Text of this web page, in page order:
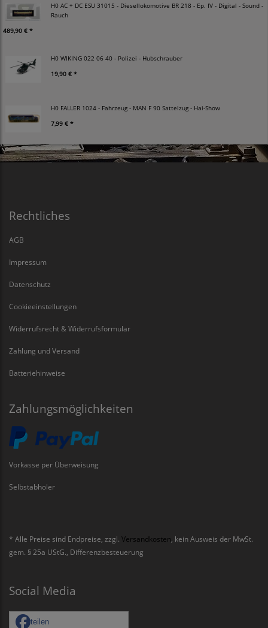
H0 AC + DC ESU 31015 - Diesellokomotive BR 218 - Ep. IV - Digital - Sound -
Rauch
489,90 € *
H0 WIKING 022 06 40 - Polizei - Hubschrauber
19,90 € *
H0 FALLER 1024 - Fahrzeug - MAN F 90 Sattelzug - Hai-Show
7,99 € *
Rechtliches
AGB
Impressum
Datenschutz
Cookieeinstellungen
Widerrufsrecht & Widerrufsformular
Zahlung und Versand
Batteriehinweise
Zahlungsmöglichkeiten
Vorkasse per Überweisung
Selbstabholer
* Alle Preise sind Endpreise, zzgl. Versandkosten , kein Ausweis der MwSt.
gem. § 25a UStG., Differenzbesteuerung
Social Media
teilen